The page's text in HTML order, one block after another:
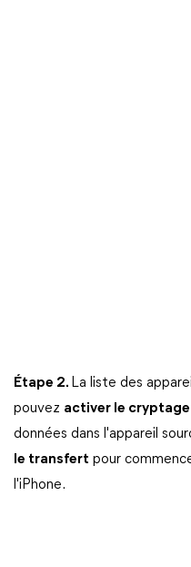
Étape 2. La liste des
pouvez activer le
données dans l'appareil
le transfert pour
l'iPhone.